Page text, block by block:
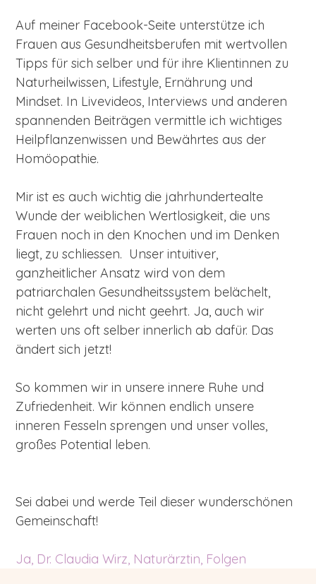
Auf meiner Facebook-Seite unterstütze ich
Frauen aus Gesundheitsberufen mit wertvollen
Tipps für sich selber und für ihre Klientinnen zu
Naturheilwissen, Lifestyle, Ernährung und
Mindset. In Livevideos, Interviews und anderen
spannenden Beiträgen vermittle ich wichtiges
Heilpflanzenwissen und Bewährtes aus der
Homöopathie.
Mir ist es auch wichtig die jahrhundertealte
Wunde der weiblichen Wertlosigkeit, die uns
Frauen noch in den Knochen und im Denken
liegt, zu schliessen. Unser intuitiver,
ganzheitlicher Ansatz wird von dem
patriarchalen Gesundheitssystem belächelt,
nicht gelehrt und nicht geehrt. Ja, auch wir
werten uns oft selber innerlich ab dafür. Das
ändert sich jetzt!
So kommen wir in unsere innere Ruhe und
Zufriedenheit. Wir können endlich unsere
inneren Fesseln sprengen und unser volles,
großes Potential leben.
Sei dabei und werde Teil dieser wunderschönen
Gemeinschaft!
Ja, Dr. Claudia Wirz, Naturärztin, Folgen